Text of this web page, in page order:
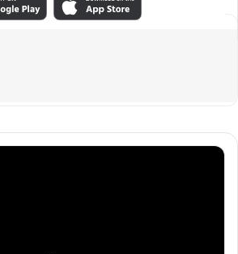
ADVERTISEMENT